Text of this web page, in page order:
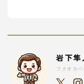
岩下隼
フクオカ